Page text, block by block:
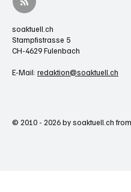
soaktuell.ch
Stampfistrasse 5
CH-4629 Fulenbach
E-Mail: redaktion@soaktuell.ch
© 2010 - 2026 by soaktuell.ch